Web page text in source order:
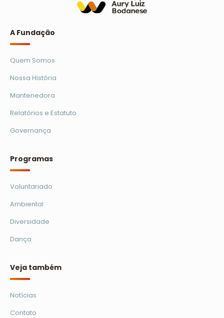
Ler mais
A Fundação
Quem Somos
Nossa História
Mantenedora
Relatórios e Estatuto
Governança
Programas
Voluntariado
Ambiental
Diversidade
Dança
Veja também
Notícias
Contato